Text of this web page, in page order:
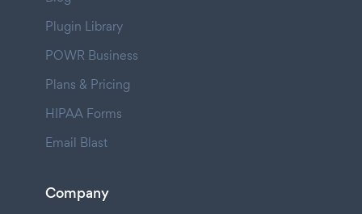
Plugin Library
POWR Business
Plans & Pricing
HIPAA Forms
Email Blast
Company